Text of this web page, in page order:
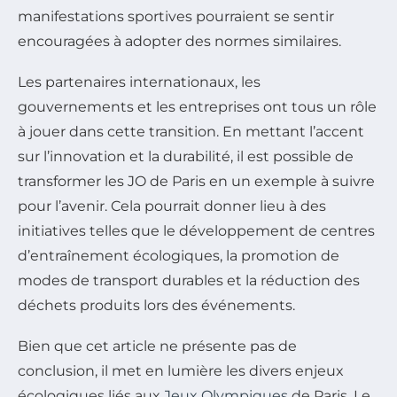
manifestations sportives pourraient se sentir
encouragées à adopter des normes similaires.
Les partenaires internationaux, les
gouvernements et les entreprises ont tous un rôle
à jouer dans cette transition. En mettant l’accent
sur l’innovation et la durabilité, il est possible de
transformer les JO de Paris en un exemple à suivre
pour l’avenir. Cela pourrait donner lieu à des
initiatives telles que le développement de centres
d’entraînement écologiques, la promotion de
modes de transport durables et la réduction des
déchets produits lors des événements.
Bien que cet article ne présente pas de
conclusion, il met en lumière les divers enjeux